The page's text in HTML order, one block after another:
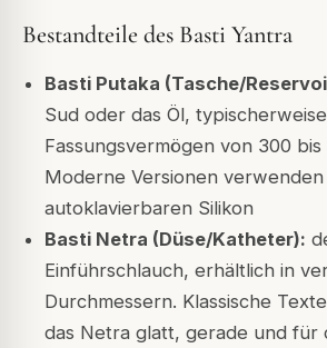
Bestandteile des Basti Yantra
Basti Putaka (Tasche/
Sud oder das Öl,
Fassungsvermögen von 300 bis
Moderne Versionen verwenden
autoklavierbaren Silikon
Basti Netra (Düse/Katheter):
Einführschlauch, erhältlich in
Durchmessern. Klassische
das Netra glatt, gerade und für